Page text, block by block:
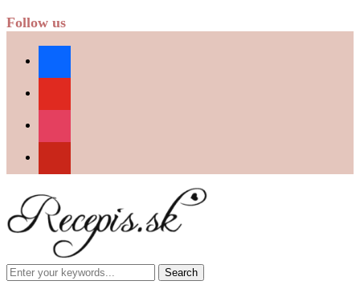
Follow us